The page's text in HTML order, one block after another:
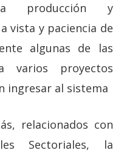
producción y
vista y paciencia de
algunas de las
varios proyectos
ingresar al sistema
relacionados con
Sectoriales, la